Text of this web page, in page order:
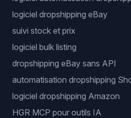
logiciel dropshipping eBay
suivi stock et prix
logiciel bulk listing
dropshipping eBay sans API
automatisation dropshipping
logiciel dropshipping Amazon
HGR MCP pour outils IA